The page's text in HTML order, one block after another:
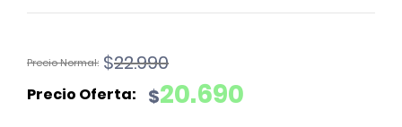
$22.990
El
original
$20.690
El
actual